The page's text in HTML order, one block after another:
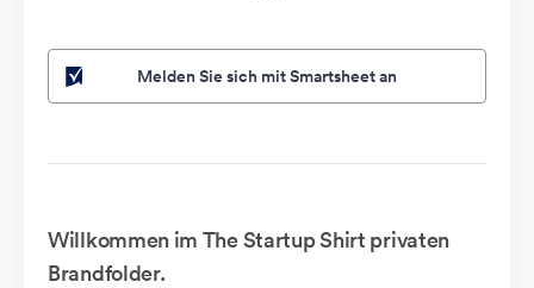
Melden Sie sich mit Smartsheet an
Willkommen im The Startup Shirt privaten
Brandfolder.